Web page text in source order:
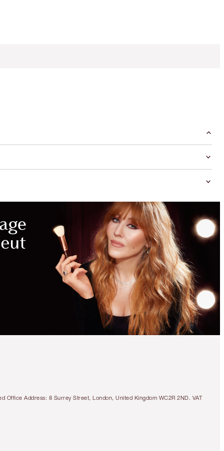
Address: 8 Surrey Street, London, United Kingdom WC2R 2ND. VAT